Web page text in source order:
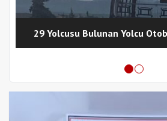
29 Yolcusu Bulunan Yolcu